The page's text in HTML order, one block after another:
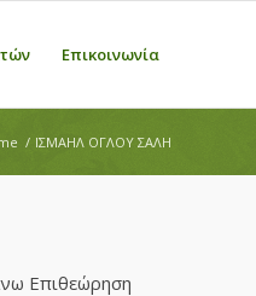
Επικοινωνία
/ ΙΣΜΑΗΛ ΟΓΛΟΥ ΣΑΛΗ
Επιθεώρηση